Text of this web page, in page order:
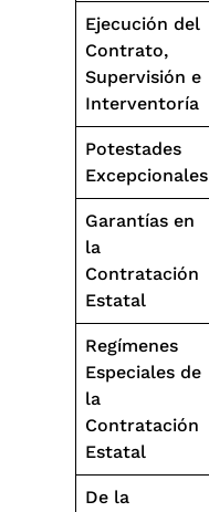
Ejecución del
Contrato,
Supervisión e
Interventoría
Potestades
Excepcionales
Garantías en
la
Contratación
Estatal
Regímenes
Especiales de
la
Contratación
Estatal
De la